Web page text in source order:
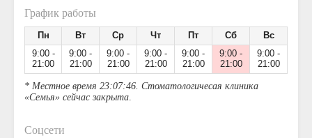
График работы
Пн Вт Ср Чт Пт Сб
Вс
9:00 -
21:00
9:00 -
21:00
9:00 -
21:00
9:00 -
21:00
9:00 -
21:00
9:00 -
21:00
9:00 -
21:00
* Местное время 23:07:46. Стоматологичесая клиника
«Семья» сейчас закрыта.
Соцсети